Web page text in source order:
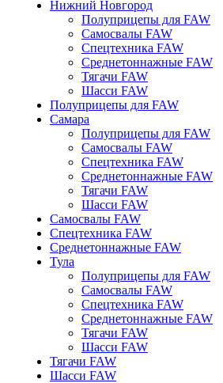
Нижний Новгород
Полуприцепы для FAW
Самосвалы FAW
Спецтехника FAW
Среднетоннажные FAW
Тягачи FAW
Шасси FAW
Полуприцепы для FAW
Самара
Полуприцепы для FAW
Самосвалы FAW
Спецтехника FAW
Среднетоннажные FAW
Тягачи FAW
Шасси FAW
Самосвалы FAW
Спецтехника FAW
Среднетоннажные FAW
Тула
Полуприцепы для FAW
Самосвалы FAW
Спецтехника FAW
Среднетоннажные FAW
Тягачи FAW
Шасси FAW
Тягачи FAW
Шасси FAW